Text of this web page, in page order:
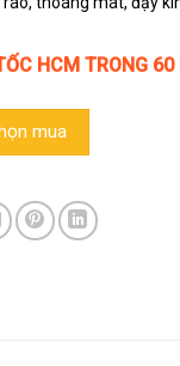
HCM TRONG
truyền thống
mua